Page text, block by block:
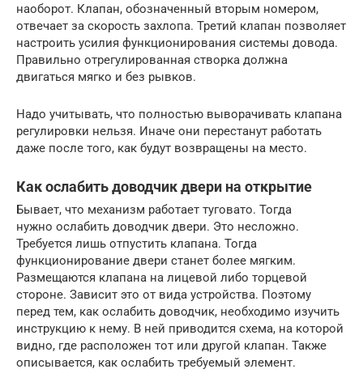
наоборот. Клапан, обозначенный вторым номером,
отвечает за скорость захлопа. Третий клапан позволяет
настроить усилия функционирования системы довода.
Правильно отрегулированная створка должна
двигаться мягко и без рывков.
Надо учитывать, что полностью выворачивать клапана
регулировки нельзя. Иначе они перестанут работать
даже после того, как будут возвращены на место.
Как ослабить доводчик двери на открытие
Бывает, что механизм работает туговато. Тогда
нужно ослабить доводчик двери. Это несложно.
Требуется лишь отпустить клапана. Тогда
функционирование двери станет более мягким.
Размещаются клапана на лицевой либо торцевой
стороне. Зависит это от вида устройства. Поэтому
перед тем, как ослабить доводчик, необходимо изучить
инструкцию к нему. В ней приводится схема, на которой
видно, где расположен тот или другой клапан. Также
описывается, как ослабить требуемый элемент.